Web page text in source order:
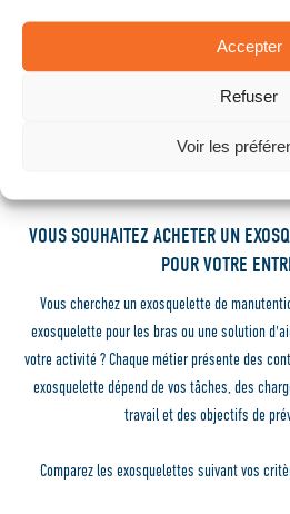
Accepter
Refuser
Voir les
d'utilisation
EN SAVOIR PLUS
VOUS SOUHAITEZ ACHETER UN
POUR VOTRE
Vous cherchez un exosquelette de
exosquelette pour les bras ou une solution
votre activité ? Chaque métier présente des
exosquelette dépend de vos tâches, des
travail et des objectifs de
Comparez les exosquelettes suivant vos